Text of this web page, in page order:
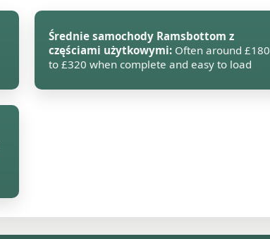
Średnie samochody Ramsbottom z
częściami użytkowymi: Often around £180
to £320 when complete and easy to load